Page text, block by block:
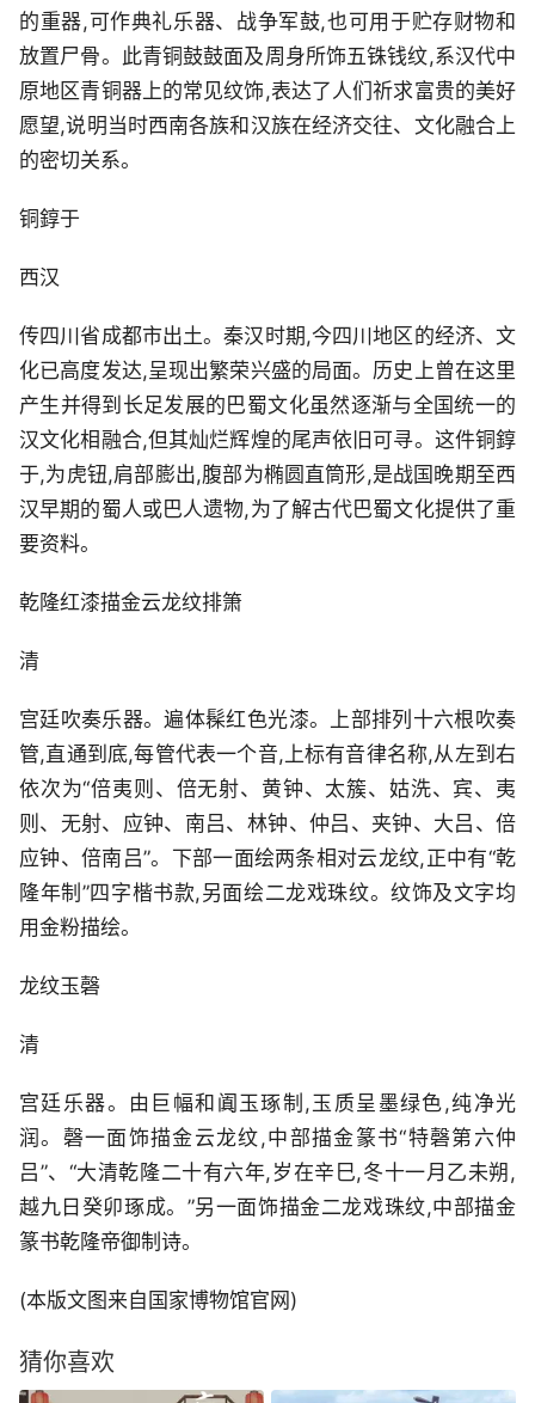
的重器,可作典礼乐器、战争军鼓,也可用于贮存财物和
放置尸骨。此青铜鼓鼓面及周身所饰五铢钱纹,系汉代中
原地区青铜器上的常见纹饰,表达了人们祈求富贵的美好
愿望,说明当时西南各族和汉族在经济交往、文化融合上
的密切关系。
铜錞于
西汉
传四川省成都市出土。秦汉时期,今四川地区的经济、文
化已高度发达,呈现出繁荣兴盛的局面。历史上曾在这里
产生并得到长足发展的巴蜀文化虽然逐渐与全国统一的
汉文化相融合,但其灿烂辉煌的尾声依旧可寻。这件铜錞
于,为虎钮,肩部膨出,腹部为椭圆直筒形,是战国晚期至西
汉早期的蜀人或巴人遗物,为了解古代巴蜀文化提供了重
要资料。
乾隆红漆描金云龙纹排箫
清
宫廷吹奏乐器。遍体髹红色光漆。上部排列十六根吹奏
管,直通到底,每管代表一个音,上标有音律名称,从左到右
依次为“倍夷则、倍无射、黄钟、太簇、姑洗、宾、夷
则、无射、应钟、南吕、林钟、仲吕、夹钟、大吕、倍
应钟、倍南吕”。下部一面绘两条相对云龙纹,正中有“乾
隆年制”四字楷书款,另面绘二龙戏珠纹。纹饰及文字均
用金粉描绘。
龙纹玉磬
清
宫廷乐器。由巨幅和阗玉琢制,玉质呈墨绿色,纯净光
润。磬一面饰描金云龙纹,中部描金篆书“特磬第六仲
吕”、“大清乾隆二十有六年,岁在辛巳,冬十一月乙未朔,
越九日癸卯琢成。”另一面饰描金二龙戏珠纹,中部描金
篆书乾隆帝御制诗。
(本版文图来自国家博物馆官网)
猜你喜欢